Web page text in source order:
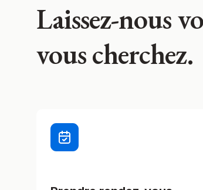
Laissez-nous
vous cherchez.